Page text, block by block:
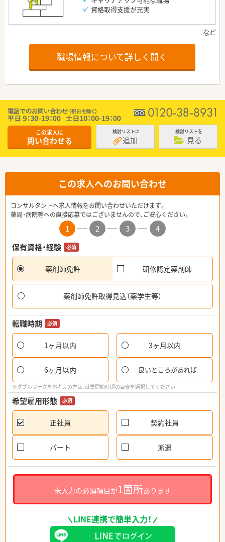
資格取得支援が充実
職場情報について詳しく聞く
この求人に
問い合わせる
検討リストに
追加
検討リストを
見る
この求人へのお問い合わせ
コンサルタントへ求人情報をお問い合わせいただけます。
薬局・病院等への直接応募ではございませんので、ご安心ください。
1 2 3
4
保有資格・経験
必須
薬剤師免許 研修認定薬剤師
薬剤師免許取得見込（薬学生等）
転職時期 必須
1ヶ月以内 3ヶ月以内
6ヶ月以内 良いところがあれば
※ダブルワークをお考えの方は、就業開始時期の目安を選択してください
希望雇用形態 必須
正社員 契約社員
パート 派遣
未入力の必須項目が1箇所あります
LINE連携で簡単入力！